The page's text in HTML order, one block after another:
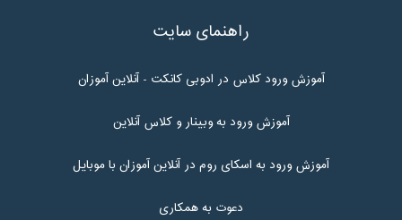
راهنمای سایت
آموزش ورود کلاس در ادوبی کانکت - آنلاین آموزان
آموزش ورود به وبینار و کلاس آنلاین
آموزش ورود به اسکای روم در آنلاین آموزان با موبایل
دعوت به همکاری